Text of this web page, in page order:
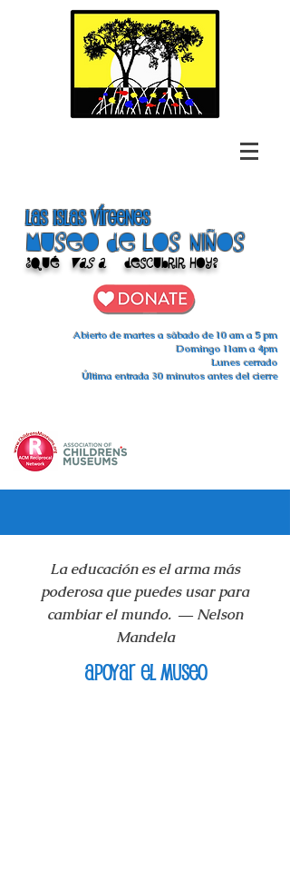
las islas vírgenes
Museo de los niños
¿Qué vas a descubrir hoy?
Abierto de martes a sábado de 10 am a 5 pm
Domingo 11am a 4pm
Lunes cerrado
Última entrada 30 minutos antes del cierre
La educación es el arma más
poderosa que puedes usar para
cambiar el mundo. ― Nelson
Mandela
apoyar el museo